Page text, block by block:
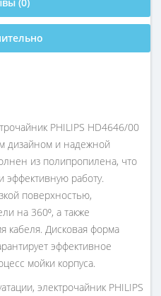
PHILIPS HD4646/00
дизайном и надежной
из полипропилена, что
эффективную работу.
поверхностью,
на 360⁰, а также
кабеля. Дисковая форма
эффективное
мойки корпуса.
электрочайник PHILIPS